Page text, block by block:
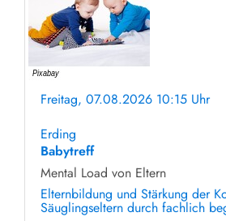
Freitag, 07.08.2026 10:15 Uhr
Erding
Babytreff
Mental Load von Eltern
Elternbildung und Stärkung der
Säuglingseltern durch fachlich